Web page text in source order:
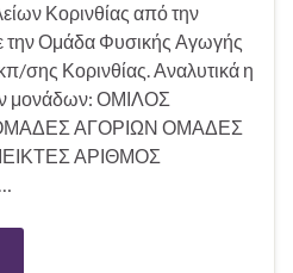
Κορινθίας από την
την Ομάδα Φυσικής Αγωγής
σης Κορινθίας. Αναλυτικά η
μονάδων: ΟΜΙΛΟΣ
ΑΓΟΡΙΩΝ ΟΜΑΔΕΣ
ΑΡΙΘΜΟΣ